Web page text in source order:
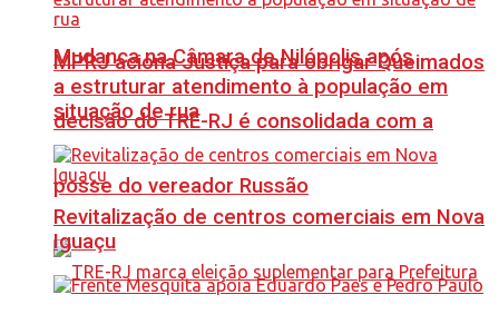
Mudança na Câmara de Nilópolis após
decisão do TRE-RJ é consolidada com a
posse do vereador Russão
MPRJ aciona Justiça para obrigar Queimados
a estruturar atendimento à população em
situação de rua
Revitalização de centros comerciais em Nova
Iguaçu